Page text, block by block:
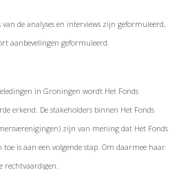
van de analyses en interviews zijn geformuleerd,
aanbevelingen geformuleerd.
in Groningen wordt Het Fonds
erkend. De stakeholders binnen Het Fonds
zijn van mening dat Het Fonds
is aan een volgende stap. Om daarmee haar
rechtvaardigen.